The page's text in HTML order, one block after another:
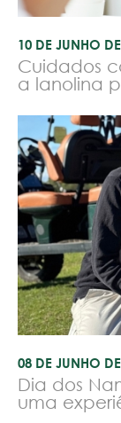
10 DE JUNHO
Cuidados
a lanolina
08 DE JUNHO
Dia dos
uma